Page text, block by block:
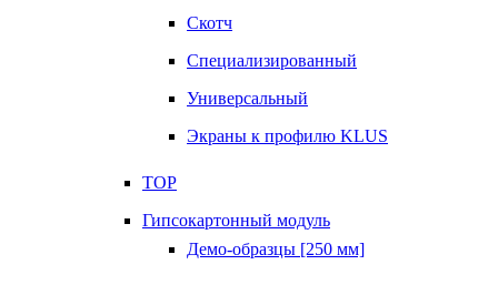
Скотч
Специализированный
Универсальный
Экраны к профилю KLUS
TOP
Гипсокартонный модуль
Демо-образцы [250 мм]